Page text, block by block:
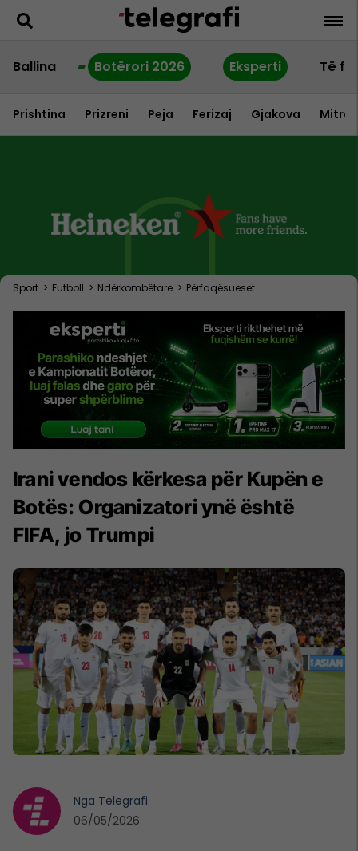
Ballina Botërori 2026 Eksperti Të
Prishtina Prizreni Peja Ferizaj Gjakova
Sport > Futboll > Ndërkombëtare > Përfaqësueset
Irani vendos kërkesa për Kupën e
Botës: Organizatori ynë është
FIFA, jo Trumpi
Nga Telegrafi
06/05/2026